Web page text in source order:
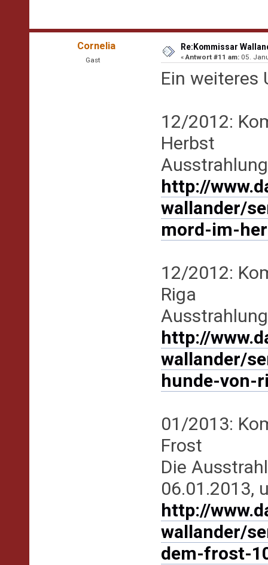
Cornelia
Gast
Re:Kommissar
«Antwort #11 am: 05.
Ein weiteres
12/2012:
Herbst
http://
wallander/
mord-im-
12/2012:
Riga
http://
wallander/
hunde-von-
01/2013:
Frost
Die
06.01.2013,
http://
wallander/
dem-frost-